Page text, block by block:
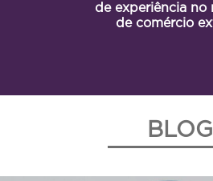
de experiência no
de comércio
BLOG